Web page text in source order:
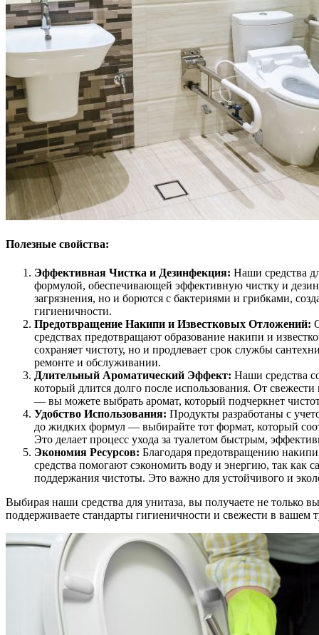
Полезные свойства:
Эффективная Чистка и Дезинфекция: Наши средства
формулой, обеспечивающей эффективную чистку и
загрязнения, но и борются с бактериями и грибками,
гигиеничности.
Предотвращение Накипи и Известковых Отложений:
средствах предотвращают образование накипи и
сохраняет чистоту, но и продлевает срок службы
ремонте и обслуживании.
Длительный Ароматический Эффект: Наши средства
который длится долго после использования. От
— вы можете выбрать аромат, который подчеркнет
Удобство Использования: Продукты разработаны с
до жидких формул — выбирайте тот формат, который
Это делает процесс ухода за туалетом быстрым,
Экономия Ресурсов: Благодаря предотвращению
средства помогают сэкономить воду и энергию, так как
поддержания чистоты. Это важно для устойчивого и
Выбирая наши средства для унитаза, вы получаете не только
поддерживаете стандарты гигиеничности и свежести в вашем